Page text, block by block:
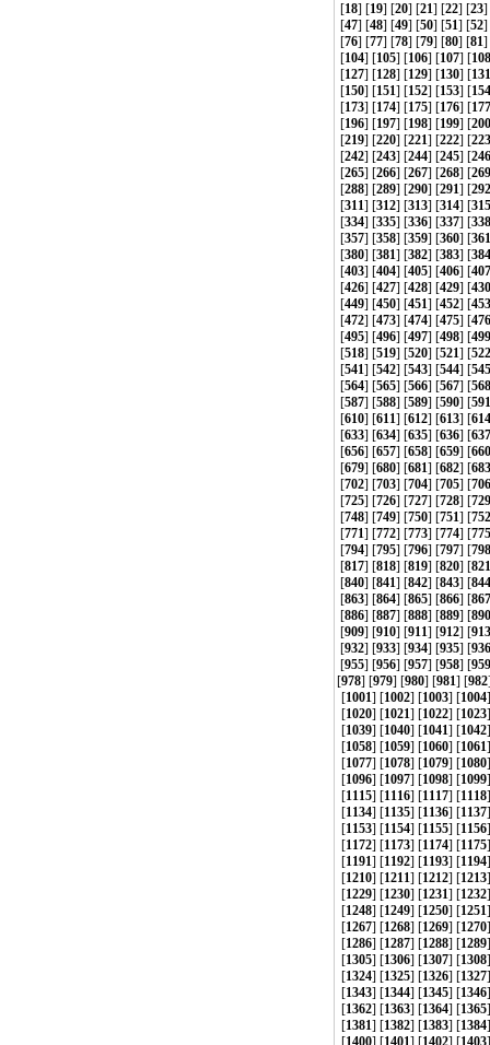
[18] [19] [20] [21] [22] [23]
[47] [48] [49] [50] [51] [52]
[76] [77] [78] [79] [80] [81]
[104] [105] [106] [107] [108
[127] [128] [129] [130] [131
[150] [151] [152] [153] [154
[173] [174] [175] [176] [177
[196] [197] [198] [199] [200
[219] [220] [221] [222] [223
[242] [243] [244] [245] [246
[265] [266] [267] [268] [269
[288] [289] [290] [291] [292
[311] [312] [313] [314] [315
[334] [335] [336] [337] [338
[357] [358] [359] [360] [361
[380] [381] [382] [383] [384
[403] [404] [405] [406] [407
[426] [427] [428] [429] [430
[449] [450] [451] [452] [453
[472] [473] [474] [475] [476
[495] [496] [497] [498] [499
[518] [519] [520] [521] [522
[541] [542] [543] [544] [545
[564] [565] [566] [567] [568
[587] [588] [589] [590] [591
[610] [611] [612] [613] [614
[633] [634] [635] [636] [637
[656] [657] [658] [659] [660
[679] [680] [681] [682] [683
[702] [703] [704] [705] [706
[725] [726] [727] [728] [729
[748] [749] [750] [751] [752
[771] [772] [773] [774] [775
[794] [795] [796] [797] [798
[817] [818] [819] [820] [821
[840] [841] [842] [843] [844
[863] [864] [865] [866] [867
[886] [887] [888] [889] [890
[909] [910] [911] [912] [913
[932] [933] [934] [935] [936
[955] [956] [957] [958] [959
[978] [979] [980] [981] [982
[1001] [1002] [1003] [1004
[1020] [1021] [1022] [1023
[1039] [1040] [1041] [1042
[1058] [1059] [1060] [1061
[1077] [1078] [1079] [1080
[1096] [1097] [1098] [1099
[1115] [1116] [1117] [1118
[1134] [1135] [1136] [1137
[1153] [1154] [1155] [1156
[1172] [1173] [1174] [1175
[1191] [1192] [1193] [1194
[1210] [1211] [1212] [1213
[1229] [1230] [1231] [1232
[1248] [1249] [1250] [1251
[1267] [1268] [1269] [1270
[1286] [1287] [1288] [1289
[1305] [1306] [1307] [1308
[1324] [1325] [1326] [1327
[1343] [1344] [1345] [1346
[1362] [1363] [1364] [1365
[1381] [1382] [1383] [1384
[1400] [1401 ] [1402] [1403